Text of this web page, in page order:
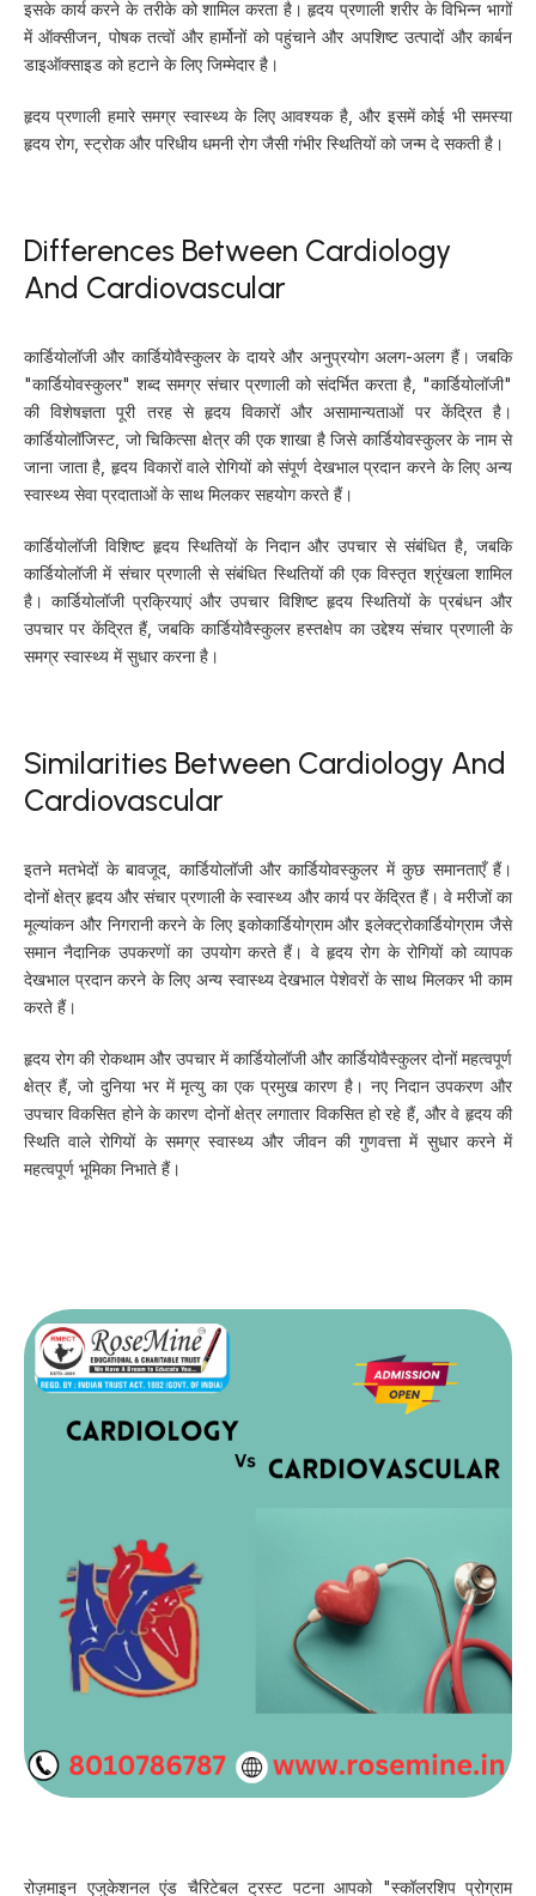
इसके कार्य करने के तरीके को शामिल करता है। हृदय प्रणाली शरीर के विभिन्न भागों
में ऑक्सीजन, पोषक तत्वों और हार्मोनों को पहुंचाने और अपशिष्ट उत्पादों और कार्बन
डाइऑक्साइड को हटाने के लिए जिम्मेदार है।
हृदय प्रणाली हमारे समग्र स्वास्थ्य के लिए आवश्यक है, और इसमें कोई भी समस्या
हृदय रोग, स्ट्रोक और परिधीय धमनी रोग जैसी गंभीर स्थितियों को जन्म दे सकती है।
Differences Between Cardiology
And Cardiovascular
कार्डियोलॉजी और कार्डियोवैस्कुलर के दायरे और अनुप्रयोग अलग-अलग हैं। जबकि
"कार्डियोवस्कुलर" शब्द समग्र संचार प्रणाली को संदर्भित करता है, "कार्डियोलॉजी"
की विशेषज्ञता पूरी तरह से हृदय विकारों और असामान्यताओं पर केंद्रित है।
कार्डियोलॉजिस्ट, जो चिकित्सा क्षेत्र की एक शाखा है जिसे कार्डियोवस्कुलर के नाम से
जाना जाता है, हृदय विकारों वाले रोगियों को संपूर्ण देखभाल प्रदान करने के लिए अन्य
स्वास्थ्य सेवा प्रदाताओं के साथ मिलकर सहयोग करते हैं।
कार्डियोलॉजी विशिष्ट हृदय स्थितियों के निदान और उपचार से संबंधित है, जबकि
कार्डियोलॉजी में संचार प्रणाली से संबंधित स्थितियों की एक विस्तृत श्रृंखला शामिल
है। कार्डियोलॉजी प्रक्रियाएं और उपचार विशिष्ट हृदय स्थितियों के प्रबंधन और
उपचार पर केंद्रित हैं, जबकि कार्डियोवैस्कुलर हस्तक्षेप का उद्देश्य संचार प्रणाली के
समग्र स्वास्थ्य में सुधार करना है।
Similarities Between Cardiology And
Cardiovascular
इतने मतभेदों के बावजूद, कार्डियोलॉजी और कार्डियोवस्कुलर में कुछ समानताएँ हैं।
दोनों क्षेत्र हृदय और संचार प्रणाली के स्वास्थ्य और कार्य पर केंद्रित हैं। वे मरीजों का
मूल्यांकन और निगरानी करने के लिए इकोकार्डियोग्राम और इलेक्ट्रोकार्डियोग्राम जैसे
समान नैदानिक उपकरणों का उपयोग करते हैं। वे हृदय रोग के रोगियों को व्यापक
देखभाल प्रदान करने के लिए अन्य स्वास्थ्य देखभाल पेशेवरों के साथ मिलकर भी काम
करते हैं।
हृदय रोग की रोकथाम और उपचार में कार्डियोलॉजी और कार्डियोवैस्कुलर दोनों महत्वपूर्ण
क्षेत्र हैं, जो दुनिया भर में मृत्यु का एक प्रमुख कारण है। नए निदान उपकरण और
उपचार विकसित होने के कारण दोनों क्षेत्र लगातार विकसित हो रहे हैं, और वे हृदय की
स्थिति वाले रोगियों के समग्र स्वास्थ्य और जीवन की गुणवत्ता में सुधार करने में
महत्वपूर्ण भूमिका निभाते हैं।
रोज़माइन एजुकेशनल एंड चैरिटेबल ट्रस्ट पटना आपको "स्कॉलरशिप प्रोग्राम